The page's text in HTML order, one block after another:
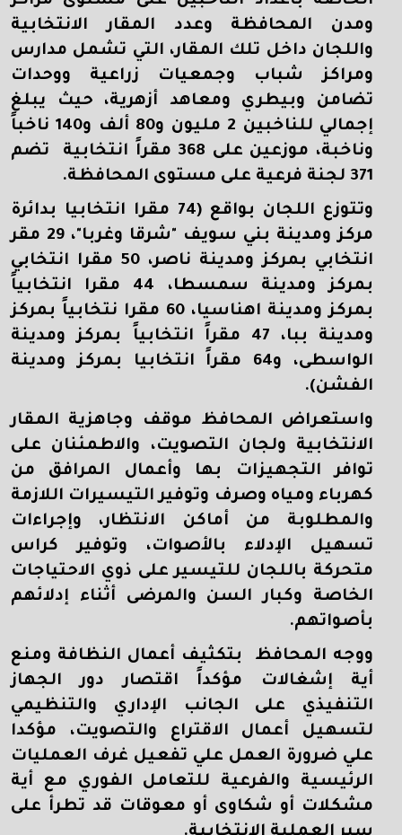
ومدن المحافظة وعدد المقار الانتخابية
واللجان داخل تلك المقار، التي تشمل مدارس
ومراكز شباب وجمعيات زراعية ووحدات
تضامن وبيطري ومعاهد أزهرية، حيث يبلغ
إجمالي للناخبين 2 مليون و80 ألف و140 ناخباً
وناخبة، موزعين على 368 مقراً انتخابية تضم
371 لجنة فرعية على مستوى المحافظة.
وتتوزع اللجان بواقع (74 مقرا انتخابيا بدائرة
مركز ومدينة بني سويف "شرقا وغربا"، 29 مقر
انتخابي بمركز ومدينة ناصر، 50 مقرا انتخابي
بمركز ومدينة سمسطا، 44 مقرا انتخابياً
بمركز ومدينة اهناسيا، 60 مقرا نتخابياً بمركز
ومدينة ببا، 47 مقراً انتخابياً بمركز ومدينة
الواسطى، و64 مقراً انتخابيا بمركز ومدينة
الفشن).
واستعراض المحافظ موقف وجاهزية المقار
الانتخابية ولجان التصويت، والاطمئنان على
توافر التجهيزات بها وأعمال المرافق من
كهرباء ومياه وصرف وتوفير التيسيرات اللازمة
والمطلوبة من أماكن الانتظار، وإجراءات
تسهيل الإدلاء بالأصوات، وتوفير كراس
متحركة باللجان للتيسير على ذوي الاحتياجات
الخاصة وكبار السن والمرضى أثناء إدلائهم
بأصواتهم.
ووجه المحافظ بتكثيف أعمال النظافة ومنع
أية إشغالات مؤكداً اقتصار دور الجهاز
التنفيذي على الجانب الإداري والتنظيمي
لتسهيل أعمال الاقتراع والتصويت، مؤكدا
علي ضرورة العمل علي تفعيل غرف العمليات
الرئيسية والفرعية للتعامل الفوري مع أية
مشكلات أو شكاوى أو معوقات قد تطرأ على